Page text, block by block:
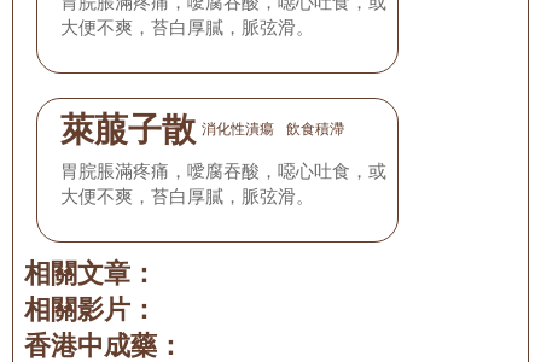
大便不爽，苔白厚膩，脈弦滑。
萊菔子散 消化性潰瘍 飲食積滯
胃脘脹滿疼痛，噯腐吞酸，噁心吐食，或
大便不爽，苔白厚膩，脈弦滑。
相關文章：
相關影片：
香港中成藥：